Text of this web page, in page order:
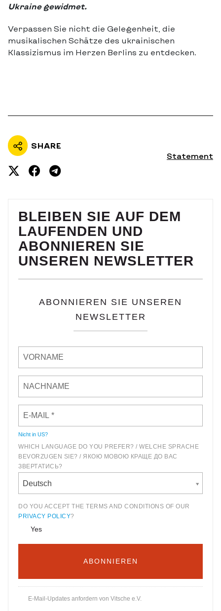
Ukraine gewidmet.
Verpassen Sie nicht die Gelegenheit, die
musikalischen Schätze des ukrainischen
Klassizismus im Herzen Berlins zu entdecken.
SHARE
Statement
BLEIBEN SIE AUF DEM
LAUFENDEN UND
ABONNIEREN SIE
UNSEREN NEWSLETTER
ABONNIEREN SIE UNSEREN
NEWSLETTER
Nicht in US?
WHICH LANGUAGE DO YOU PREFER? / WELCHE SPRACHE
BEVORZUGEN SIE? / ЯКОЮ МОВОЮ КРАЩЕ ДО ВАС
ЗВЕРТАТИСЬ?
Deutsch
DO YOU ACCEPT THE TERMS AND CONDITIONS OF OUR
PRIVACY POLICY?
Yes
E-Mail-Updates anfordern von Vitsche e.V.